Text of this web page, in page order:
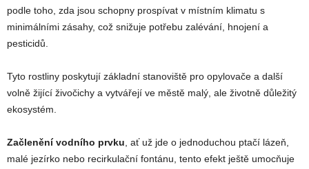
podle toho, zda jsou schopny prospívat v místním klimatu s
minimálními zásahy, což snižuje potřebu zalévání, hnojení a
pesticidů.
Tyto rostliny poskytují základní stanoviště pro opylovače a další
volně žijící živočichy a vytvářejí ve městě malý, ale životně důležitý
ekosystém.
Začlenění vodního prvku , ať už jde o jednoduchou ptačí lázeň,
malé jezírko nebo recirkulační fontánu, tento efekt ještě umocňuje